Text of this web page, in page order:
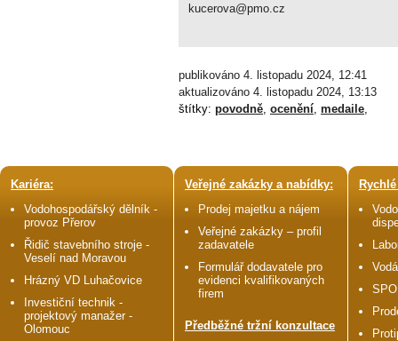
kucerova@pmo.cz
publikováno 4. listopadu 2024, 12:41
aktualizováno 4. listopadu 2024, 13:13
štítky: povodně, ocenění, medaile,
Kariéra:
Vodohospodářský dělník -
provoz Přerov
Řidič stavebního stroje -
Veselí nad Moravou
Hrázný VD Luhačovice
Investiční technik -
projektový manažer -
Olomouc
Veřejné zakázky a nabídky:
Prodej majetku a nájem
Veřejné zakázky – profil
zadavatele
Formulář dodavatele pro
evidenci kvalifikovaných
firem
Předběžné tržní konzultace